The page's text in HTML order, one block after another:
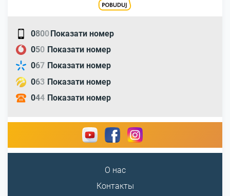
0800Показати номер
050 Показати номер
067 Показати номер
063 Показати номер
044 Показати номер
О нас
Контакты